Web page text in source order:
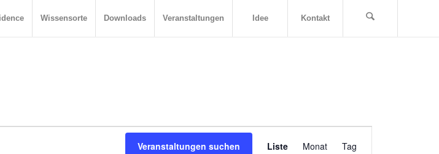
Wissensorte Downloads Veranstaltungen Idee Kontakt
Veranstaltungen suchen
Ansichten-
Liste Monat Tag